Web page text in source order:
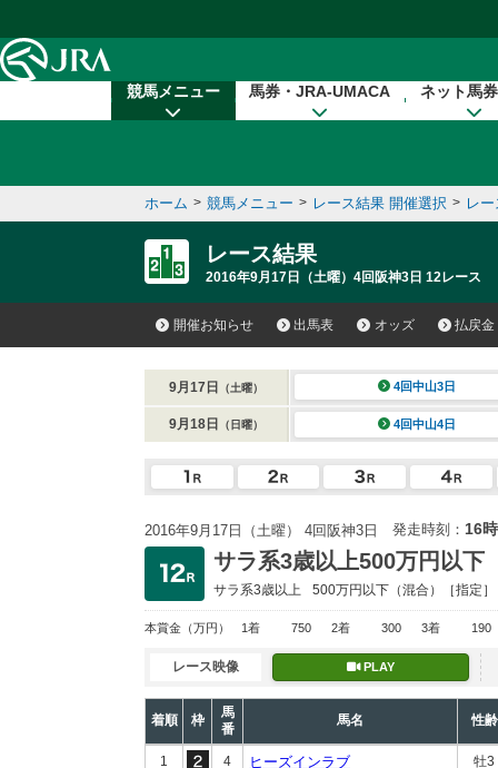
競馬メニュー 馬券・JRA-UMACA ネット馬
ホーム > 競馬メニュー > レース結果 開催選択 > レ
レース結果
2016年9月17日（土曜）4回阪神3日 12レース
開催お知らせ 出馬表 オッズ 払戻金
9月17日 （土曜） 4回中山3日
9月18日 （日曜） 4回中山4日
2016年9月17日（土曜） 4回阪神3日 発走時刻： 16
サラ系3歳以上500万円以下
サラ系3歳以上 500万円以下 （混合）［指定］
本賞金 （万円） 1着 750 2着 300 3着 190
レース映像 PLAY
着順 枠
馬
番
馬名 性齢
1 4 ヒーズインラブ 牡3